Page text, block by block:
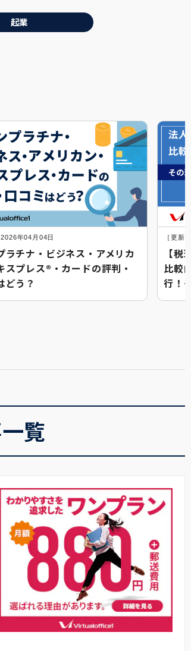
起業
2026年04月04日
ラチナ・ビジネス・アメリカ
スプレス®・カードの評判・
どう？
［更新
【
比較
行！
覧